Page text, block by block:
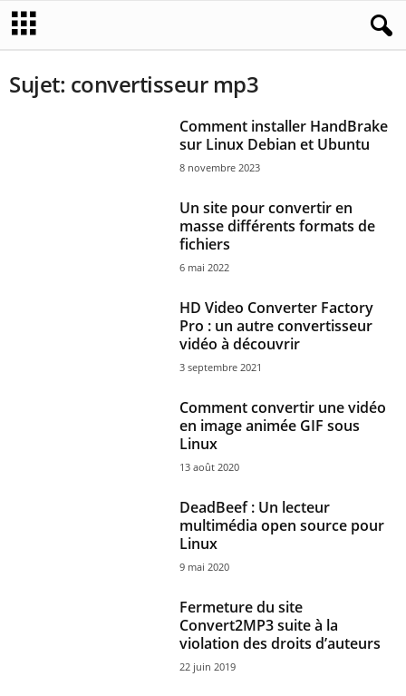
Sujet: convertisseur mp3
Comment installer HandBrake
sur Linux Debian et Ubuntu
8 novembre 2023
Un site pour convertir en
masse différents formats de
fichiers
6 mai 2022
HD Video Converter Factory
Pro : un autre convertisseur
vidéo à découvrir
3 septembre 2021
Comment convertir une vidéo
en image animée GIF sous
Linux
13 août 2020
DeadBeef : Un lecteur
multimédia open source pour
Linux
9 mai 2020
Fermeture du site
Convert2MP3 suite à la
violation des droits d’auteurs
22 juin 2019